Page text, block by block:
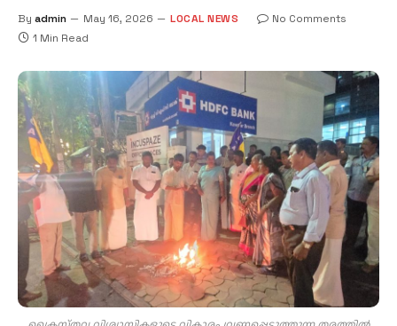
By admin May 16, 2026 LOCAL NEWS
No Comments
1 Min Read